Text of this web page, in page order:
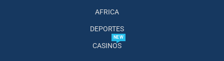
AFRICA
DEPORTES
CASINOS
NEW